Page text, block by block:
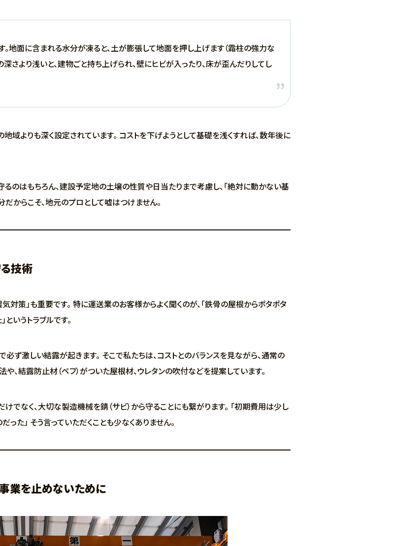
。地面に含まれる水分が凍ると、土が膨張して地面を押し上げます（霜柱の強力な
深さより浅いと、建物ごと持ち上げられ、壁にヒビが入ったり、床が歪んだりしてし
域よりも深く設定されています。 コストを下げようとして基礎を浅くすれば、数年後に
のはもちろん、建設予定地の土壌の性質や日当たりまで考慮し、「絶対に動かない基
からこそ、地元のプロとして嘘はつけません。
る技術
策」も重要です。 特に運送業のお客様からよく聞くのが、「鉄骨の屋根からポタポタ
いうトラブルです。
ず激しい結露が起きます。 そこで私たちは、コストとのバランスを見ながら、通常の
、結露防止材（ペフ）がついた屋根材、ウレタンの吹付などを提案しています。
なく、大切な製造機械を錆（サビ）から守ることにも繋がります。 「初期費用は少し
た」 そう言っていただくことも少なくありません。
業を止めないために